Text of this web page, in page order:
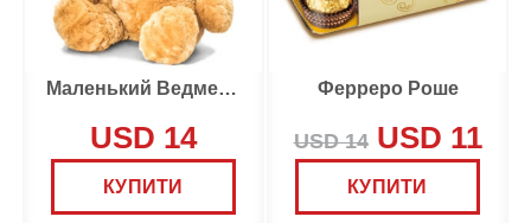
Маленький Ведмедик
USD 14
КУПИТИ
Ферреро Роше
USD 14USD 11
КУПИТИ